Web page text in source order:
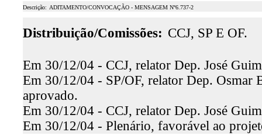
Descrição: ADITAMENTO/CONVOCAÇÃO - MENSAGEM Nº6.737-2
Distribuição/Comissões: CCJ, SP E OF.
Em 30/12/04 - CCJ, relator Dep. José
Em 30/12/04 - SP/OF, relator Dep. Osmar
aprovado.
Em 30/12/04 - CCJ, relator Dep. José
Em 30/12/04 - Plenário, favorável ao